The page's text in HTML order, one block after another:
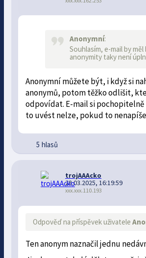
Anonymní:
Souhlasím, e-mail by
anonymity taky není
Anonymní můžete být, i když si
anonymů, potom těžko odlišit,
odpovídat. E-mail si
to uvést nelze, pokud to
5 hlasů
trojAAAcko
28.03.2025, 16:19:59
xxx.xxx.110.193
Odpověď na příspěvek uživatele
Ten anonym naznačil jednu